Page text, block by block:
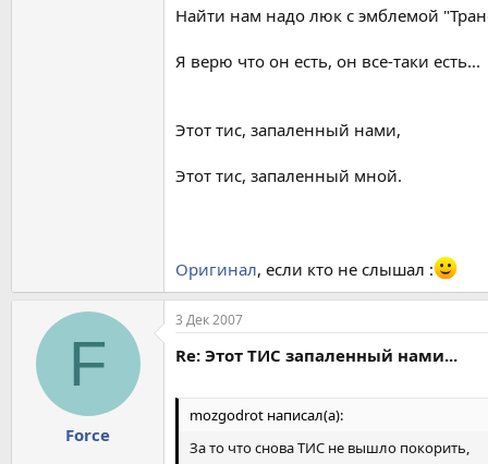
Найти нам надо люк с эмблемой
Я верю что он есть, он все-таки есть...
Этот тис, запаленный нами,
Этот тис, запаленный мной.
Оригинал, если кто не слышал :
F
Force
3 Дек 2007
Re: Этот ТИС запаленный нами...
mоzgodrot написал(а):
За то что снова ТИС не вышло покорить,